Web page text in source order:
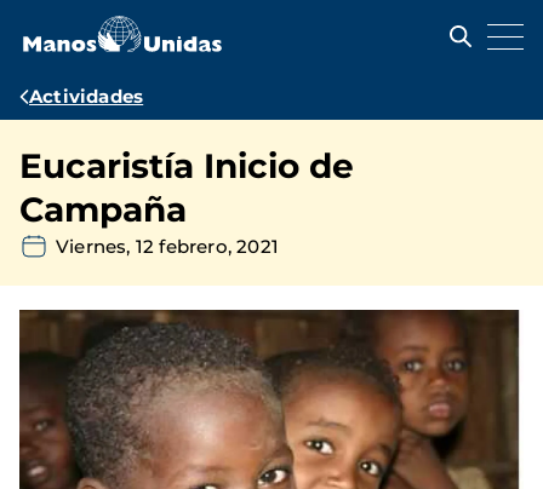
contenido
Ruta
navegación
Actividades
Eucaristía Inicio de
Campaña
Viernes, 12 febrero, 2021